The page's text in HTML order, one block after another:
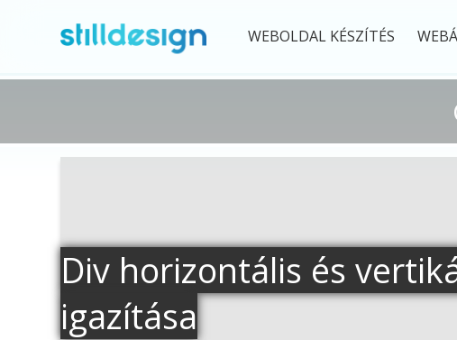
WEBOLDAL KÉSZÍTÉS
Div horizontális és
igazítása